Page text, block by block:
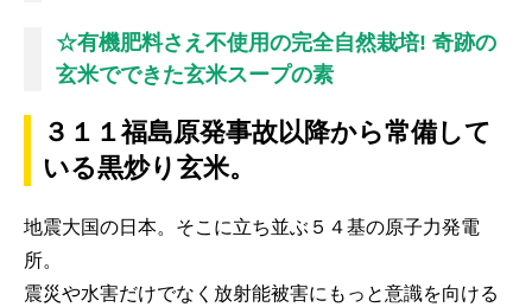
☆有機肥料さえ不使用の完全自然栽培! 奇跡の
玄米でできた玄米スープの素
３１１福島原発事故以降から常備して
いる黒炒り玄米。
地震大国の日本。そこに立ち並ぶ５４基の原子力発電
所。
震災や水害だけでなく放射能被害にもっと意識を向ける